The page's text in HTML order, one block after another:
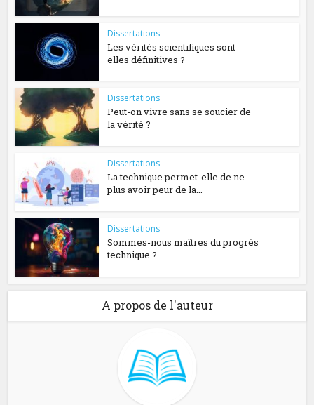
Dissertations
Les vérités scientifiques sont-
elles définitives ?
Dissertations
Peut-on vivre sans se soucier de
la vérité ?
Dissertations
La technique permet-elle de ne
plus avoir peur de la...
Dissertations
Sommes-nous maîtres du progrès
technique ?
A propos de l'auteur